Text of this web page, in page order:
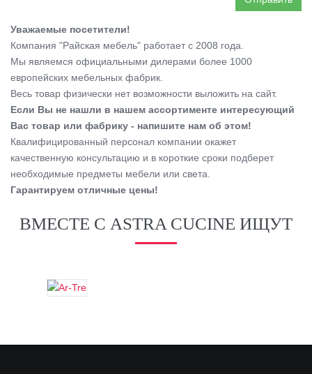
Уважаемые посетители!
Компания "Райская мебель" работает с 2008 года.
Мы являемся официальными дилерами более 1000
европейских мебельных фабрик.
Весь товар физически нет возможности выложить на сайт.
Если Вы не нашли в нашем ассортименте интересующий
Вас товар или фабрику - напишите нам об этом!
Квалифицированный персонал компании окажет
качественную консультацию и в короткие сроки подберет
необходимые предметы мебели или света.
Гарантируем отличные цены!
ВМЕСТЕ С ASTRA CUCINE ИЩУТ